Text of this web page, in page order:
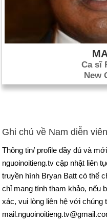
Ca sĩ
New
Ghi chú về Nam diễn
Thông tin/ profile đầy đủ và
nguoinoitieng.tv cập nhật liên
truyền hình Bryan Batt có thể
chỉ mang tính tham khảo, nếu
xác, vui lòng liên hệ với chúng